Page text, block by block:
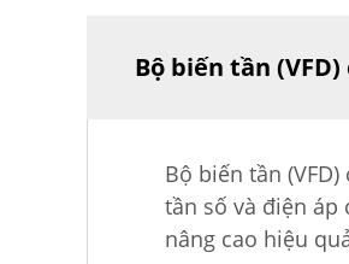
Bộ biến tần
Bộ biến tần
tần số và điện áp
nâng cao hiệu